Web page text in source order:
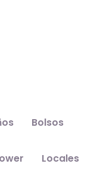
Bolsos
Locales